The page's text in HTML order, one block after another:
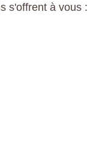
s'offrent à vous :